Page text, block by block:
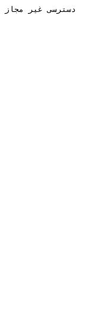
دسترسی غیر مجاز